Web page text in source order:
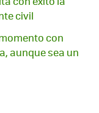
civil
con
aunque sea un